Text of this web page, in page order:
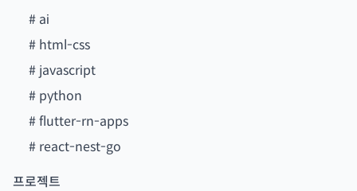
# ai
# html-css
# javascript
# python
#flutter-rn-apps
# react-nest-go
프로젝트